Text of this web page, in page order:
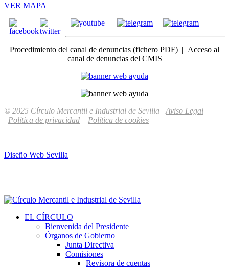
VER MAPA
Procedimiento del canal de denuncias (fichero PDF) | Acceso al
canal de denuncias del CMIS
© 2025 Círculo Mercantil e Industrial de Sevilla Aviso Legal
Política de privacidad
Política de cookies
Diseño Web Sevilla
EL CÍRCULO
Bienvenida del Presidente
Órganos de Gobierno
Junta Directiva
Comisiones
Revisora de cuentas